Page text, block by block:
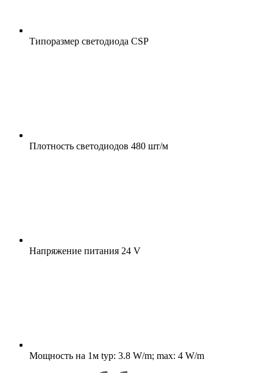
Типоразмер светодиода CSP
Плотность светодиодов 480 шт/м
Напряжение питания 24 V
Мощность на 1м typ: 3.8 W/m; max: 4 W/m